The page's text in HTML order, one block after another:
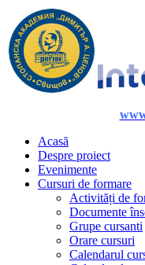
Acasă
Despre proiect
Evenimente
Cursuri de formare
Activități de
Documente
Grupe cursanti
Orare cursuri
Calendarul